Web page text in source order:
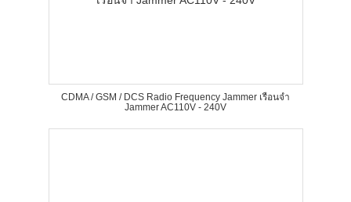
CDMA / GSM / DCS Radio Frequency Jammer เรือนจำ
Jammer AC110V - 240V